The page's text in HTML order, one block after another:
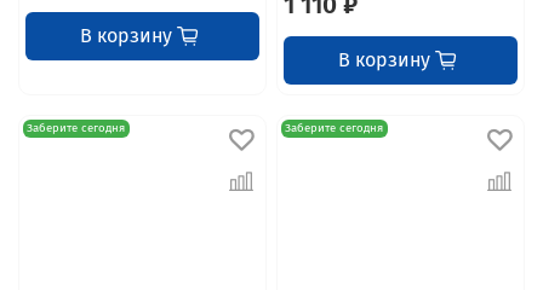
В корзину
В корзину
Заберите сегодня Заберите сегодня